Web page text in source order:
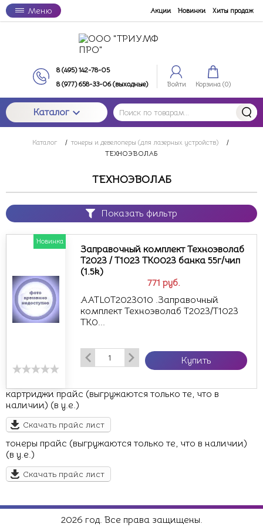
Меню Акции Новинки Хиты продаж
8 (495) 142-78-05
8 (977) 658-33-06 (выходные)
Войти Корзина (0)
Каталог
Каталог / тонеры и девелоперы (для лазерных устройств)
/
ТЕХНОЭВОЛАБ
ТЕХНОЭВОЛАБ
Показать фильтр
Новинка
771 руб.
Заправочный комплект Техноэволаб
T2023 / T1023 TK0023 банка 55г/чип
(1.5k)
AATL0T2023010 .Заправочный
комплект Техноэволаб T2023/T1023
TK0...
Купить
картриджи прайс (выгружаются только те, что в
наличии) (в у.е.)
Скачать прайс лист
тонеры прайс (выгружаются только те, что в наличии)
(в у.е.)
Скачать прайс лист
2026 год. Все права защищены.